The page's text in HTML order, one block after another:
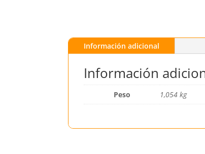
Información adicional
Información
Peso 1,054 kg